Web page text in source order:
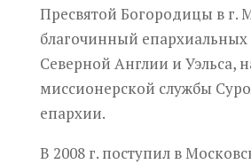
Пресвятой Богородицы в г.
благочинный епархиальных
Северной Англии и Уэльса,
миссионерской службы
епархии.
В 2008 г. поступил в